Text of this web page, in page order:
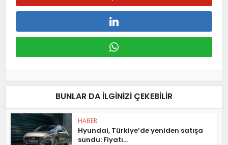
BUNLAR DA ILGINIZI ÇEKEBILIR
HABER
Hyundai, Türkiye’de yeniden satışa
sundu: Fiyatı...